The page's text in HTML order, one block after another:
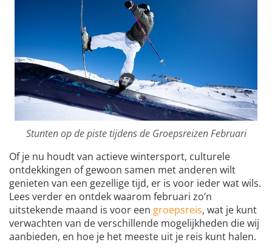
Stunten op de piste tijdens de Groepsreizen Februari
Of je nu houdt van actieve wintersport, culturele
ontdekkingen of gewoon samen met anderen wilt
genieten van een gezellige tijd, er is voor ieder wat wils.
Lees verder en ontdek waarom februari zo’n
uitstekende maand is voor een groepsreis, wat je kunt
verwachten van de verschillende mogelijkheden die wij
aanbieden, en hoe je het meeste uit je reis kunt halen.